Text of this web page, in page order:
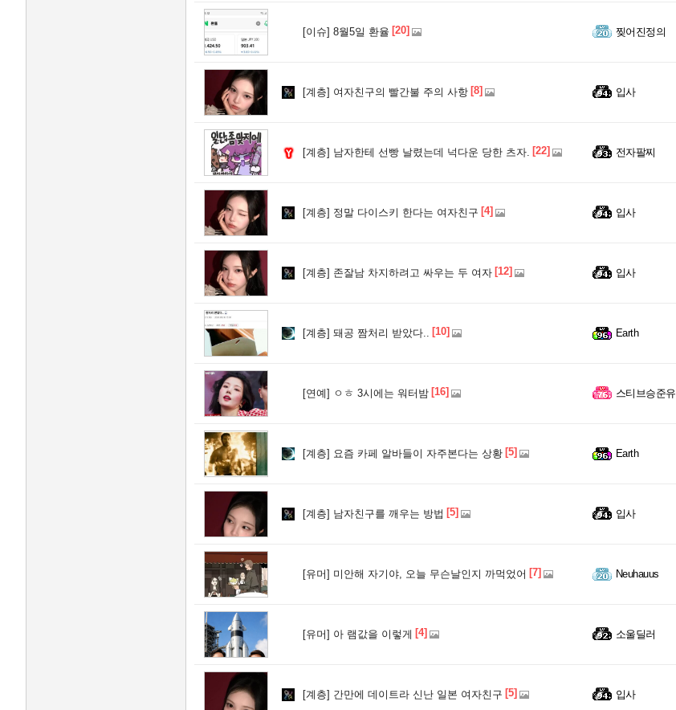
[이슈] 8월5일 환율 [20] 찢어진정의
[계층] 여자친구의 빨간불 주의 사항 [8] 입사
[계층] 남자한테 선빵 날렸는데 넉다운 당한 츠자. [22] 전자팔찌
[계층] 정말 다이스키 한다는 여자친구 [4] 입사
[계층] 존잘남 차지하려고 싸우는 두 여자 [12] 입사
[계층] 돼공 짬처리 받았다.. [10] Earth
[연예] ㅇㅎ 3시에는 워터밤 [16] 스티브승준유
[계층] 요즘 카페 알바들이 자주본다는 상황 [5] Earth
[계층] 남자친구를 깨우는 방법 [5] 입사
[유머] 미안해 자기야, 오늘 무슨날인지 까먹었어 [7] Neuhauus
[유머] 아 램값을 이렇게 [4] 소울딜러
[계층] 간만에 데이트라 신난 일본 여자친구 [5] 입사